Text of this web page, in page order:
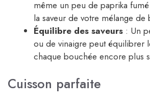
même un peu de paprika
la saveur de votre mélange
Équilibre des saveurs : Un
ou de vinaigre peut équilibrer
chaque bouchée encore plus
Cuisson parfaite